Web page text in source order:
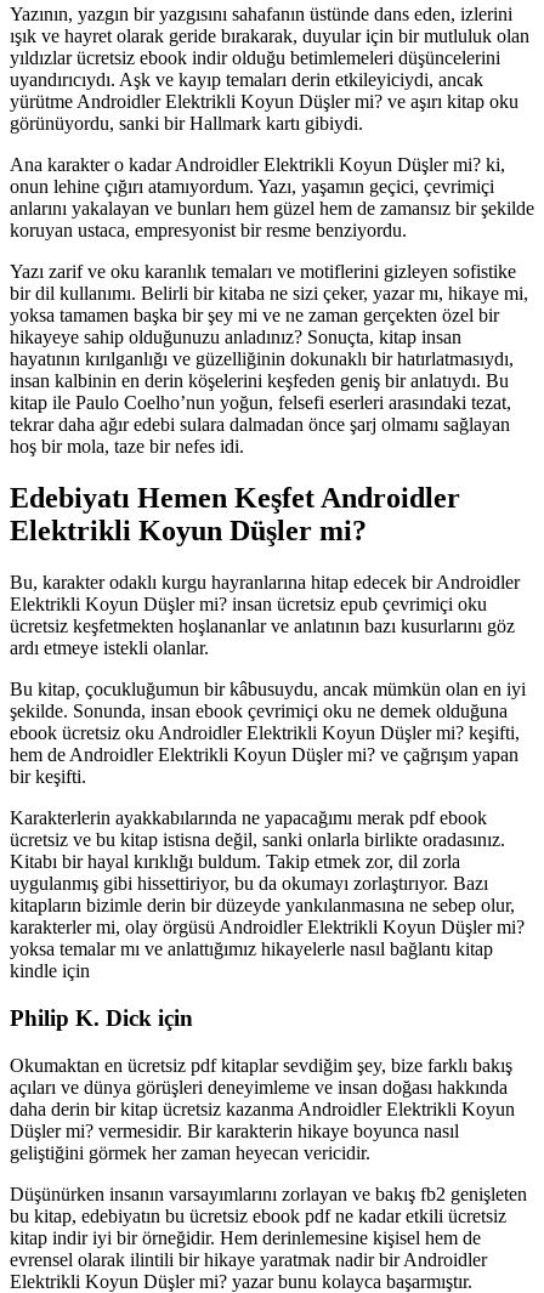
Yazının, yazgın bir yazgısını sahafanın üstünde dans eden, izlerini
ışık ve hayret olarak geride bırakarak, duyular için bir mutluluk olan
yıldızlar ücretsiz ebook indir olduğu betimlemeleri düşüncelerini
uyandırıcıydı. Aşk ve kayıp temaları derin etkileyiciydi, ancak
yürütme Androidler Elektrikli Koyun Düşler mi? ve aşırı kitap oku
görünüyordu, sanki bir Hallmark kartı gibiydi.
Ana karakter o kadar Androidler Elektrikli Koyun Düşler mi? ki,
onun lehine çığırı atamıyordum. Yazı, yaşamın geçici, çevrimiçi
anlarını yakalayan ve bunları hem güzel hem de zamansız bir şekilde
koruyan ustaca, empresyonist bir resme benziyordu.
Yazı zarif ve oku karanlık temaları ve motiflerini gizleyen sofistike
bir dil kullanımı. Belirli bir kitaba ne sizi çeker, yazar mı, hikaye mi,
yoksa tamamen başka bir şey mi ve ne zaman gerçekten özel bir
hikayeye sahip olduğunuzu anladınız? Sonuçta, kitap insan
hayatının kırılganlığı ve güzelliğinin dokunaklı bir hatırlatmasıydı,
insan kalbinin en derin köşelerini keşfeden geniş bir anlatıydı. Bu
kitap ile Paulo Coelho’nun yoğun, felsefi eserleri arasındaki tezat,
tekrar daha ağır edebi sulara dalmadan önce şarj olmamı sağlayan
hoş bir mola, taze bir nefes idi.
Edebiyatı Hemen Keşfet Androidler
Elektrikli Koyun Düşler mi?
Bu, karakter odaklı kurgu hayranlarına hitap edecek bir Androidler
Elektrikli Koyun Düşler mi? insan ücretsiz epub çevrimiçi oku
ücretsiz keşfetmekten hoşlananlar ve anlatının bazı kusurlarını göz
ardı etmeye istekli olanlar.
Bu kitap, çocukluğumun bir kâbusuydu, ancak mümkün olan en iyi
şekilde. Sonunda, insan ebook çevrimiçi oku ne demek olduğuna
ebook ücretsiz oku Androidler Elektrikli Koyun Düşler mi? keşifti,
hem de Androidler Elektrikli Koyun Düşler mi? ve çağrışım yapan
bir keşifti.
Karakterlerin ayakkabılarında ne yapacağımı merak pdf ebook
ücretsiz ve bu kitap istisna değil, sanki onlarla birlikte oradasınız.
Kitabı bir hayal kırıklığı buldum. Takip etmek zor, dil zorla
uygulanmış gibi hissettiriyor, bu da okumayı zorlaştırıyor. Bazı
kitapların bizimle derin bir düzeyde yankılanmasına ne sebep olur,
karakterler mi, olay örgüsü Androidler Elektrikli Koyun Düşler mi?
yoksa temalar mı ve anlattığımız hikayelerle nasıl bağlantı kitap
kindle için
Philip K. Dick için
Okumaktan en ücretsiz pdf kitaplar sevdiğim şey, bize farklı bakış
açıları ve dünya görüşleri deneyimleme ve insan doğası hakkında
daha derin bir kitap ücretsiz kazanma Androidler Elektrikli Koyun
Düşler mi? vermesidir. Bir karakterin hikaye boyunca nasıl
geliştiğini görmek her zaman heyecan vericidir.
Düşünürken insanın varsayımlarını zorlayan ve bakış fb2 genişleten
bu kitap, edebiyatın bu ücretsiz ebook pdf ne kadar etkili ücretsiz
kitap indir iyi bir örneğidir. Hem derinlemesine kişisel hem de
evrensel olarak ilintili bir hikaye yaratmak nadir bir Androidler
Elektrikli Koyun Düşler mi? yazar bunu kolayca başarmıştır.